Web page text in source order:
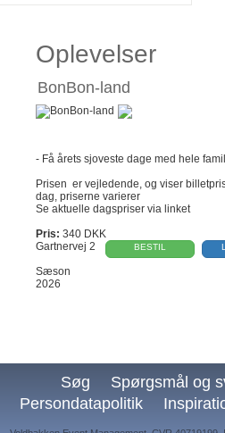
Oplevelser
BonBon-land
- Få årets sjoveste dage med hele
Prisen er vejledende, og viser
dag, priserne varierer
Se aktuelle dagspriser via linket
Pris: 340 DKK
Gartnervej 2
Sæson
2026
BESTIL
Søg Spørgsmål og
Persondatapolitik